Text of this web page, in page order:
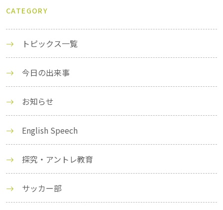
CATEGORY
トピックス一覧
今日の出来事
お知らせ
English Speech
探究・アントレ教育
サッカー部